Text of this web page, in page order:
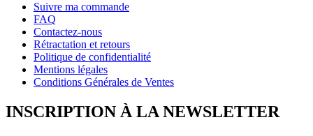
Suivre ma commande
FAQ
Contactez-nous
Rétractation et retours
Politique de confidentialité
Mentions légales
Conditions Générales de Ventes
INSCRIPTION À LA NEWSLETTER